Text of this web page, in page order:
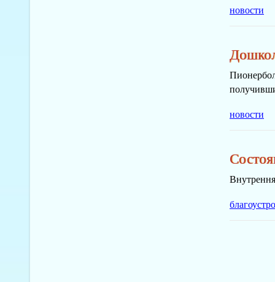
новости
новости